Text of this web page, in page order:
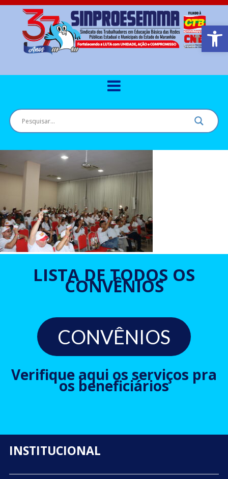
Barra de
LISTA DE TODOS OS
CONVÊNIOS
CONVÊNIOS
Verifique aqui os serviços pra
os beneficiários
INSTITUCIONAL